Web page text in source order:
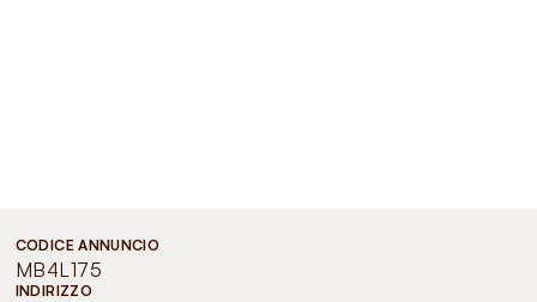
CODICE ANNUNCIO
MB4L175
INDIRIZZO